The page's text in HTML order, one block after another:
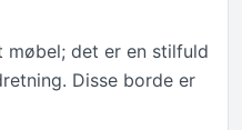
møbel; det er en stilfuld
Disse borde er